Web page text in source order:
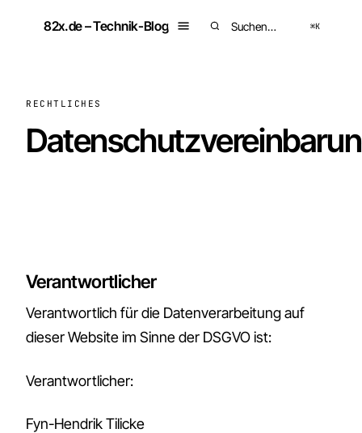
82x.de – Technik-Blog
Suchen
⌘K
RECHTLICHES
Verantwortlicher
Verantwortlich für die Datenverarbeitung auf
dieser Website im Sinne der DSGVO ist:
Verantwortlicher:
Fyn-Hendrik Tilicke